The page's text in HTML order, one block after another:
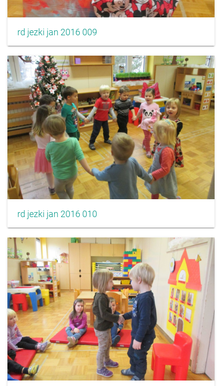
rd jezki jan 2016 009
rd jezki jan 2016 010